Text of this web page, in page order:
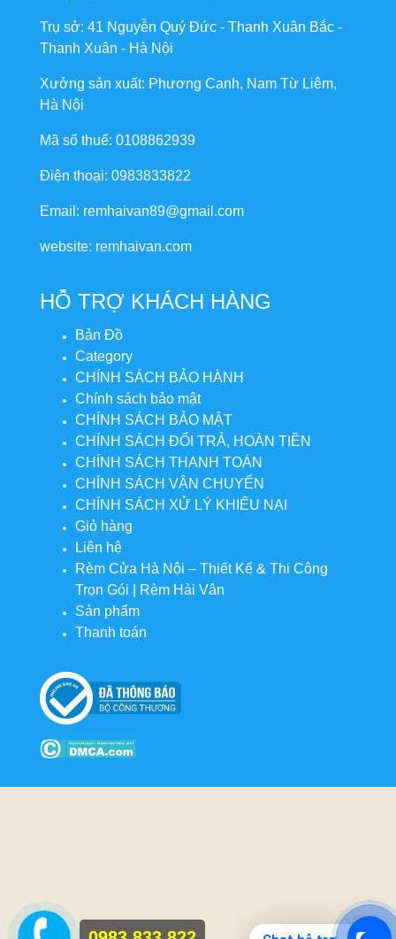
Trụ sở: 41 Nguyễn Quý Đức - Thanh Xuân Bắc -
Thanh Xuân - Hà Nội
Xưởng sản xuất: Phương Canh, Nam Từ Liêm,
Hà Nội
Mã số thuế: 0108862939
Điện thoại: 0983833822
Email: remhaivan89@gmail.com
website: remhaivan.com
HỖ TRỢ KHÁCH HÀNG
Bản Đồ
Category
CHÍNH SÁCH BẢO HÀNH
Chính sách bảo mật
CHÍNH SÁCH BẢO MẬT
CHÍNH SÁCH ĐỔI TRẢ, HOÀN TIỀN
CHÍNH SÁCH THANH TOÁN
CHÍNH SÁCH VẬN CHUYỂN
CHÍNH SÁCH XỬ LÝ KHIẾU NẠI
Giỏ hàng
Liên hệ
Rèm Cửa Hà Nội – Thiết Kế & Thi Công
Trọn Gói | Rèm Hải Vân
Sản phẩm
Thanh toán